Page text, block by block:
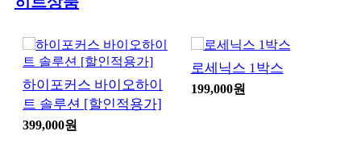
하이포커스 바이오하이
트 솔루션 [할인적용가]
399,000원
로세닉스 1박스
199,000원